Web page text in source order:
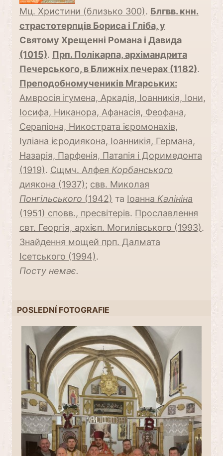
Мц. Христини (близько 300). Блгвв. кнн.
страстотерпців Бориса і Гліба, у
Святому Хрещенні Романа і Давида
(1015). Прп. Полікарпа, архімандрита
Печерського, в Ближніх печерах (1182).
Преподобномучеників Мгарських:
Амвросія ігумена, Аркадія, Іоанникія, Іони,
Іосифа, Никанора, Афанасія, Феофана,
Серапіона, Никострата ієромонахів,
Іуліана ієродиякона, Іоанникія, Германа,
Назарія, Парфенія, Патапія і Доримедонта
(1919). Сщмч. Алфея Корбанського
диякона (1937); свв. Миколая
Понгільського (1942) та Іоанна Калініна
(1951) сповв., пресвітерів. Прославлення
свт. Георгія, архієп. Могилівського (1993).
Знайдення мощей прп. Далмата
Ісетського (1994).
Посту немає.
POSLEDNÍ FOTOGRAFIE